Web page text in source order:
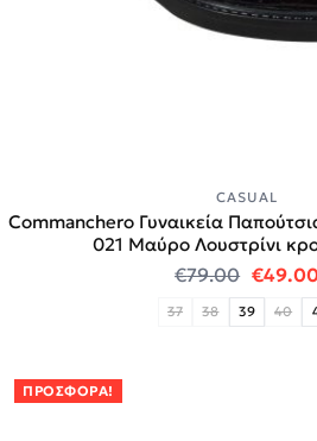
CASUAL
Commanchero Γυναικεία
021 Μαύρο Λουστρίνι
€79.00 €
37 38 39 40
ΠΡΟΣΦΟΡΆ!